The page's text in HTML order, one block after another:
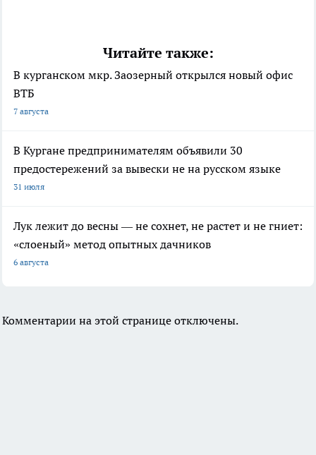
Читайте также:
В курганском мкр. Заозерный открылся новый офис
ВТБ
7 августа
В Кургане предпринимателям объявили 30
предостережений за вывески не на русском языке
31 июля
Лук лежит до весны — не сохнет, не растет и не гниет:
«слоеный» метод опытных дачников
6 августа
Комментарии на этой странице отключены.